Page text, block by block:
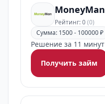
MoneyMan
Рейтинг: 0(0)
Сумма: 1500 - 100000 ₽
Решение за 11 минут
Получить займ